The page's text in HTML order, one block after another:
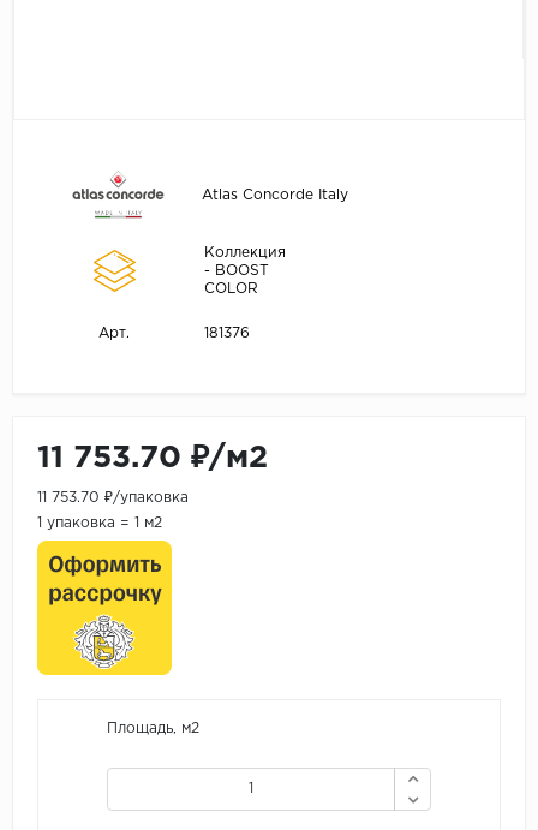
Atlas Concorde Italy
Коллекция
- BOOST
COLOR
Арт. 181376
11 753.70 ₽/м2
11 753.70 ₽/упаковка
1 упаковка = 1 м2
Площадь, м2